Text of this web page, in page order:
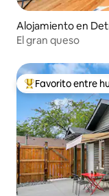
Alojamiento en
El gran queso
Favorito entre
Favorito entre